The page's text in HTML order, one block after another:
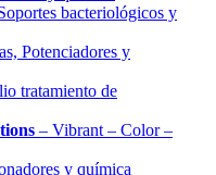
bacteriológicos y
Potenciadores y
tratamiento de
– Vibrant – Color –
y química